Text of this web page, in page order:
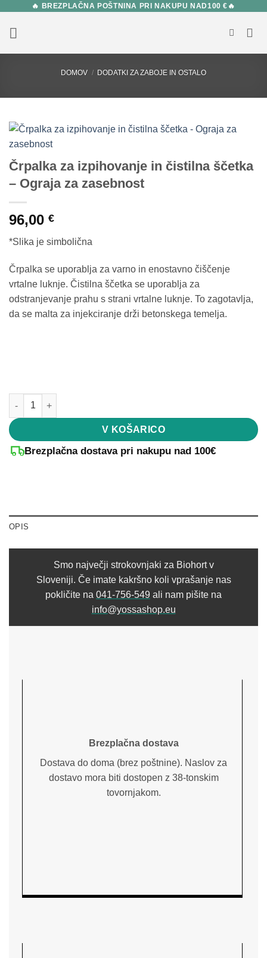
content
🔥 BREZPLAČNA POŠTNINA PRI NAKUPU NAD100 €🔥
DOMOV / DODATKI ZA ZABOJE IN OSTALO
Črpalka za izpihovanje in čistilna ščetka
– Ograja za zasebnost
96,00 €
*Slika je simbolična
Črpalka se uporablja za varno in enostavno čiščenje
vrtalne luknje. Čistilna ščetka se uporablja za
odstranjevanje prahu s strani vrtalne luknje. To zagotavlja,
da se malta za injekciranje drži betonskega temelja.
Črpalka za izpihovanje in čistilna ščetka - Ograja za zasebnost
V KOŠARICO
Brezplačna dostava pri nakupu nad 100€
OPIS
Smo največji strokovnjaki za Biohort v
Sloveniji. Če imate kakršno koli vprašanje nas
pokličite na 041-756-549 ali nam pišite na
info@yossashop.eu
Brezplačna dostava
Dostava do doma (brez poštnine). Naslov za
dostavo mora biti dostopen z 38-tonskim
tovornjakom.